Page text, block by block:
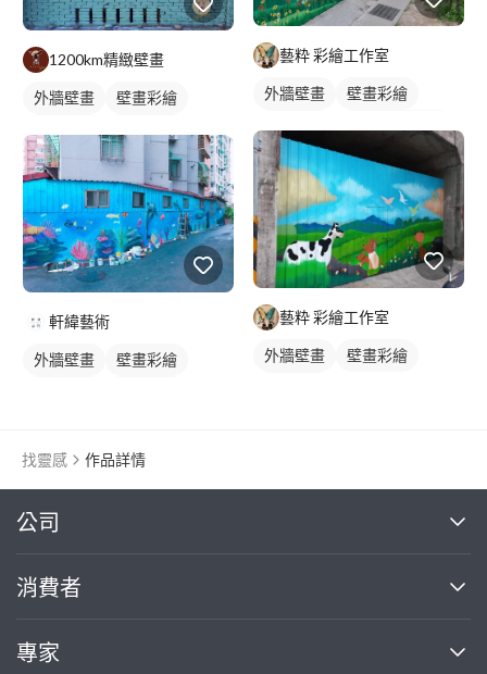
1200km精緻壁畫
外牆壁畫
壁畫彩繪
軒緯藝術
外牆壁畫
壁畫彩繪
藝粋 彩繪工作室
外牆壁畫
壁畫彩繪
藝粋 彩繪工作室
外牆壁畫
壁畫彩繪
找靈感 作品詳情
公司
關於我們
部落格
消費者
買服務
專家
繼續完成